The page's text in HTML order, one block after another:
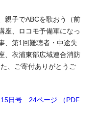
親子でABCを歌おう（前
座、ロコモ予備軍になっ
、第1回難聴者・中途失
、衣浦東部広域連合消防
、ご寄付ありがとうご
日号 24ページ （PDF